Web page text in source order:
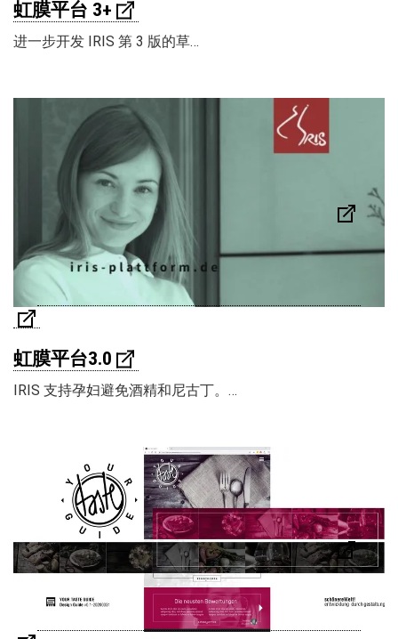
虹膜平台 3+
进一步开发 IRIS 第 3 版的草…
虹膜平台3.0
IRIS 支持孕妇避免酒精和尼古丁。…